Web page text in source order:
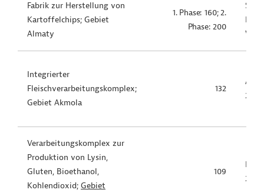
Fabrik zur Herstellung von
Kartoffelchips; Gebiet
Almaty
1. Phase: 160; 2.
Phase: 200
Integrierter
Fleischverarbeitungskomplex;
Gebiet Akmola
132
2025
Verarbeitungskomplex zur
Produktion von Lysin,
Gluten, Bioethanol,
Kohlendioxid; Gebiet
109
2027